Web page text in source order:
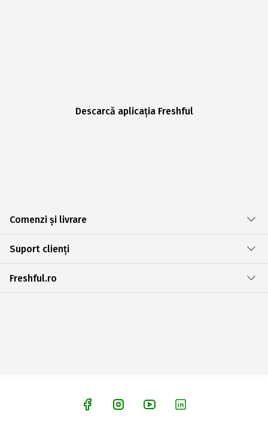
Descarcă aplicația Freshful
Comenzi și livrare
Suport clienți
Freshful.ro